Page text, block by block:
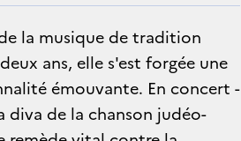
la musique de tradition
ans, elle s'est forgée une
émouvante. En concert -
diva de la chanson judéo-